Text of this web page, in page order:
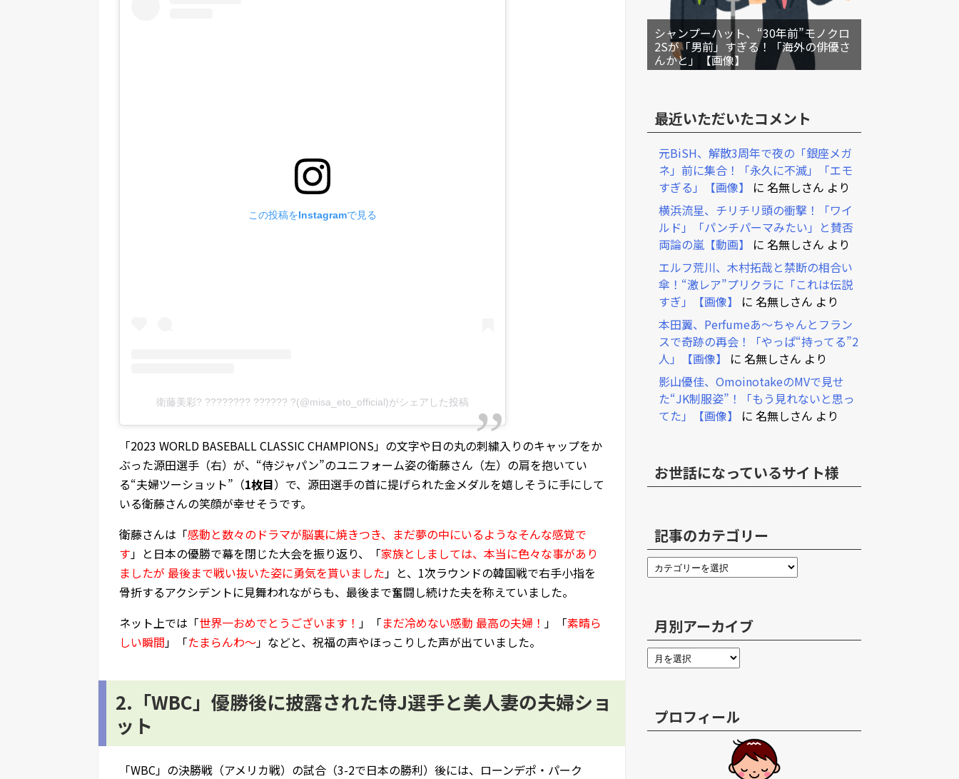
この投稿をInstagramで見る
衛藤美彩? ???????? ?????? ?(@misa_eto_official)がシェアした投稿
「2023 WORLD BASEBALL CLASSIC CHAMPIONS」の文字や日の丸の刺繍入りのキャップをか
ぶった源田選手（右）が、“侍ジャパン”のユニフォーム姿の衛藤さん（左）の肩を抱いてい
る“夫婦ツーショット”（1枚目）で、源田選手の首に提げられた金メダルを嬉しそうに手にして
いる衛藤さんの笑顔が幸せそうです。
衛藤さんは「感動と数々のドラマが脳裏に焼きつき、まだ夢の中にいるようなそんな感覚で
す」と日本の優勝で幕を閉じた大会を振り返り、「家族としましては、本当に色々な事があり
ましたが 最後まで戦い抜いた姿に勇気を貰いました」と、1次ラウンドの韓国戦で右手小指を
骨折するアクシデントに見舞われながらも、最後まで奮闘し続けた夫を称えていました。
ネット上では「世界一おめでとうございます！ 」「まだ冷めない感動 最高の夫婦！ 」「素晴ら
しい瞬間」「たまらんわ～」などと、祝福の声やほっこりした声が出ていました。
2.「WBC」優勝後に披露された侍J選手と美人妻の夫婦ショ
ット
「WBC」の決勝戦（アメリカ戦）の試合（3-2で日本の勝利）後には、ローンデポ・パーク
シャンプーハット、“30年前”モノクロ
2Sが「男前」すぎる！「海外の俳優さ
んかと」【画像】
最近いただいたコメント
元BiSH、解散3周年で夜の「銀座メガ
ネ」前に集合！「永久に不滅」「エモ
すぎる」【画像】
に 名無しさん より
横浜流星、チリチリ頭の衝撃！「ワイ
ルド」「パンチパーマみたい」と賛否
両論の嵐【動画】
に 名無しさん より
エルフ荒川、木村拓哉と禁断の相合い
傘！“激レア”プリクラに「これは伝説
すぎ」【画像】
に 名無しさん より
本田翼、Perfumeあ～ちゃんとフラン
スで奇跡の再会！「やっぱ“持ってる”2
人」【画像】
に 名無しさん より
影山優佳、OmoinotakeのMVで見せ
た“JK制服姿”！「もう見れないと思っ
てた」【画像】
に 名無しさん より
お世話になっているサイト様
記事のカテゴリー
月別アーカイブ
プロフィール